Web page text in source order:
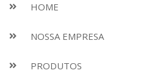
HOME
NOSSA EMPRESA
PRODUTOS